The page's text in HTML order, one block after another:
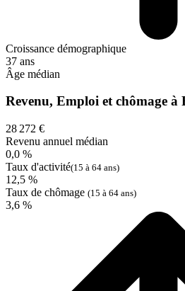
Croissance démographique
37 ans
Âge médian
Revenu, Emploi et chômage à
28 272 €
Revenu annuel médian
0,0 %
Taux d'activité(15 à 64 ans)
12,5 %
Taux de chômage (15 à 64 ans)
3,6 %